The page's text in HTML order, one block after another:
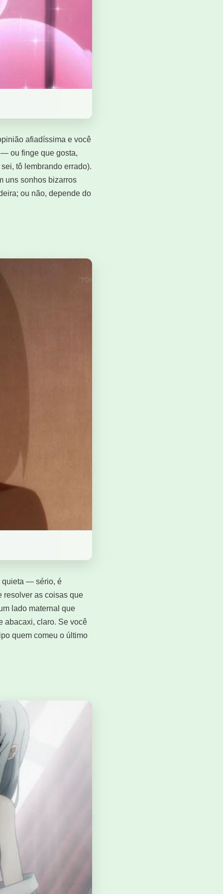
afiadíssima e você
— ou finge que gosta,
tô lembrando errado).
uns sonhos bizarros
ou não, depende do
quieta — sério, é
resolver as coisas que
lado maternal que
abacaxi, claro. Se você
quem comeu o último